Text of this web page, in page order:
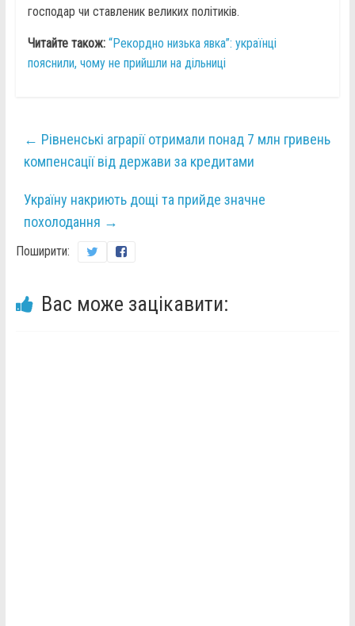
господар чи ставленик великих політиків.
Читайте також: “Рекордно низька явка”: українці
пояснили, чому не прийшли на дільниці
← Рівненські аграрії отримали понад 7 млн гривень
компенсації від держави за кредитами
Україну накриють дощі та прийде значне
похолодання →
Поширити:
Вас може зацікавити: